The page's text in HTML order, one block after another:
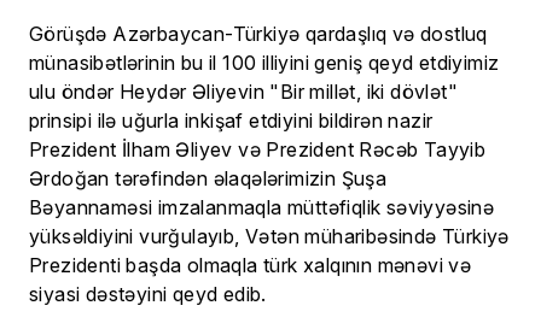
Görüşdə Azərbaycan-Türkiyə qardaşlıq və dostluq
münasibətlərinin bu il 100 illiyini geniş qeyd etdiyimiz
ulu öndər Heydər Əliyevin "Bir millət, iki dövlət"
prinsipi ilə uğurla inkişaf etdiyini bildirən nazir
Prezident İlham Əliyev və Prezident Rəcəb Tayyib
Ərdoğan tərəfindən əlaqələrimizin Şuşa
Bəyannaməsi imzalanmaqla müttəfiqlik səviyyəsinə
yüksəldiyini vurğulayıb, Vətən müharibəsində Türkiyə
Prezidenti başda olmaqla türk xalqının mənəvi və
siyasi dəstəyini qeyd edib.